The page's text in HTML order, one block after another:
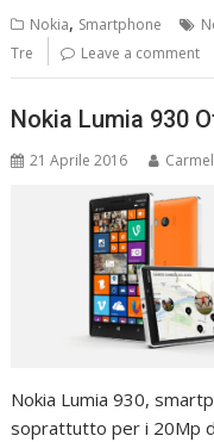
o r
Nokia, Smartphone
Tre Leave a comment
Nokia Lumia 930
21 Aprile 2016
Nokia Lumia 930,
soprattutto per i 20Mp